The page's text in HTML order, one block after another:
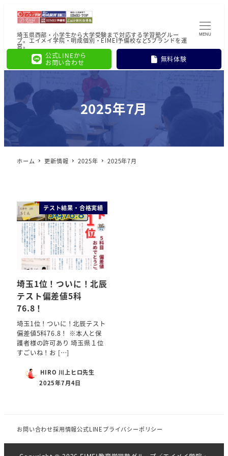
埼玉県西部・小学生から大学受験まで対応する学習塾グルー
プ。エイメイ学院・明成個別・EIMEI予備校など5ブランドを運
営。
公式LINEから
お問い合わせ
無料体験
MENU
2025年7月
ホーム 更新情報 2025年 2025年7月
テスト結果・合格実績
埼玉1位！ついに！北辰
テスト偏差値5科
76.8！
埼玉1位！ついに！北辰テスト
偏差値5科76.8！ ※本人と保
護者様の許可あり 埼玉県１位
すごいね！お […]
HIRO 川上ヒロ先生
2025年7月4日
お問い合わせ採用情報公式LINEプライバシーポリシー